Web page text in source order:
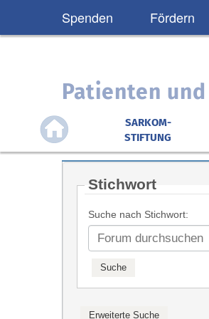
Spenden Fördern
Patienten
SARKOM-
STIFTUNG
Stichwort
Suche nach Stichwort: